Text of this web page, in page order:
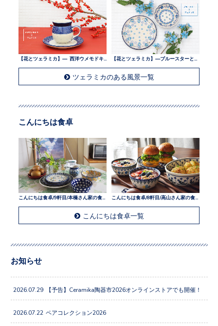
ツェラミカのある風景一覧
こんにちは食卓
こんにちは食卓/9軒目/本橋さん家の食卓
こんにちは食卓一覧
お知らせ
2026.07.29 【予告】Ceramika陶器市2026オンラインストアでも開催！
2026.07.22 ペアコレクション2026